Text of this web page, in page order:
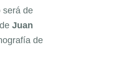
será de
Juan
de